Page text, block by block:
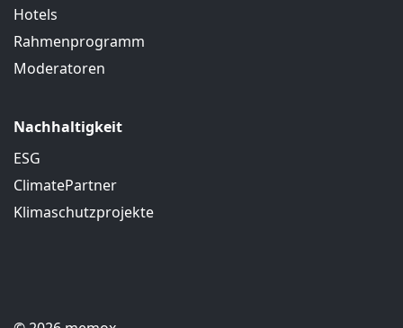
Hotels
Rahmenprogramm
Moderatoren
Nachhaltigkeit
ESG
ClimatePartner
Klimaschutzprojekte